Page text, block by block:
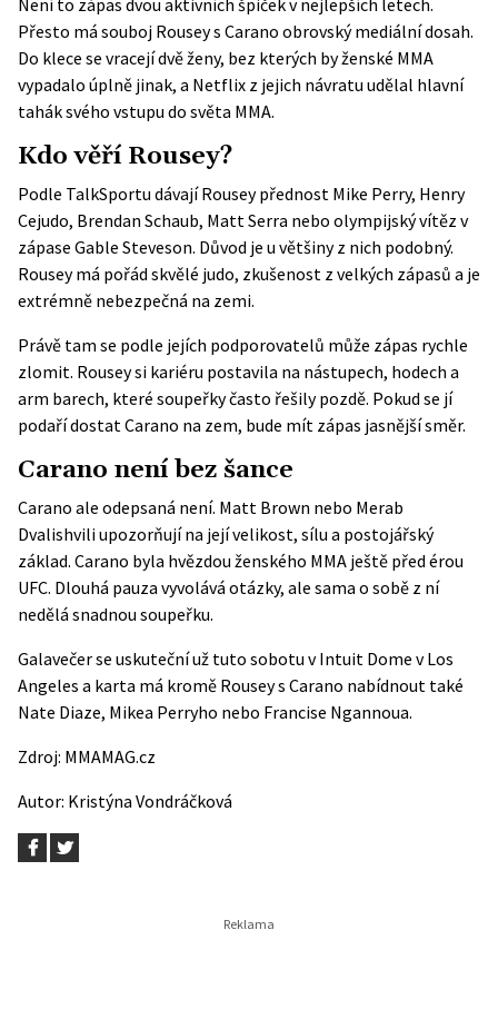
Není to zápas dvou aktivních špiček v nejlepších letech.
Přesto má souboj Rousey s Carano obrovský mediální dosah.
Do klece se vracejí dvě ženy, bez kterých by ženské MMA
vypadalo úplně jinak, a Netflix z jejich návratu udělal hlavní
tahák svého vstupu do světa MMA.
Kdo věří Rousey?
Podle TalkSportu dávají Rousey přednost Mike Perry, Henry
Cejudo, Brendan Schaub, Matt Serra nebo olympijský vítěz v
zápase Gable Steveson. Důvod je u většiny z nich podobný.
Rousey má pořád skvělé judo, zkušenost z velkých zápasů a je
extrémně nebezpečná na zemi.
Právě tam se podle jejích podporovatelů může zápas rychle
zlomit. Rousey si kariéru postavila na nástupech, hodech a
arm barech, které soupeřky často řešily pozdě. Pokud se jí
podaří dostat Carano na zem, bude mít zápas jasnější směr.
Carano není bez šance
Carano ale odepsaná není. Matt Brown nebo Merab
Dvalishvili upozorňují na její velikost, sílu a postojářský
základ. Carano byla hvězdou ženského MMA ještě před érou
UFC. Dlouhá pauza vyvolává otázky, ale sama o sobě z ní
nedělá snadnou soupeřku.
Galavečer se uskuteční už tuto sobotu v Intuit Dome v Los
Angeles a karta má kromě Rousey s Carano nabídnout také
Nate Diaze, Mikea Perryho nebo Francise Ngannoua.
Zdroj: MMAMAG.cz
Autor: Kristýna Vondráčková